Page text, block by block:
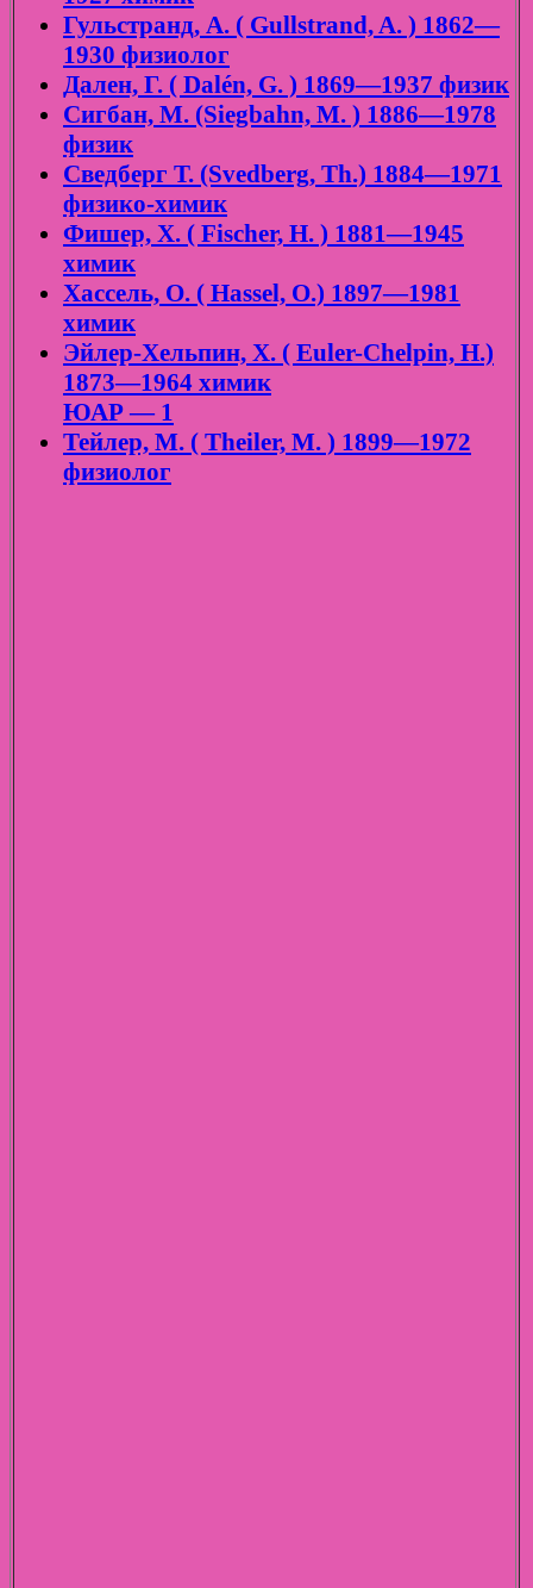
Гульстранд, А. ( Gullstrand, A. ) 1862—
1930 физиолог
Дален, Г. ( Dalén, G. ) 1869—1937 физик
Сигбан, М. (Siegbahn, M. ) 1886—1978
физик
Сведберг Т. (Svedberg, Th.) 1884—1971
физико-химик
Фишер, Х. ( Fischer, H. ) 1881—1945
химик
Хассель, О. ( Hassel, O.) 1897—1981
химик
Эйлер-Хельпин, Х. ( Euler-Chelpin, H.)
1873—1964 химик
ЮАР — 1
Тейлер, М. ( Theiler, M. ) 1899—1972
физиолог